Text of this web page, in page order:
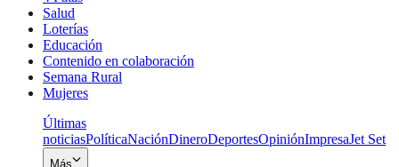
Salud
Loterías
Educación
Contenido en colaboración
Semana Rural
Mujeres
Últimas
noticiasPolíticaNaciónDineroDeportesOpiniónImpresaJet Set
Más